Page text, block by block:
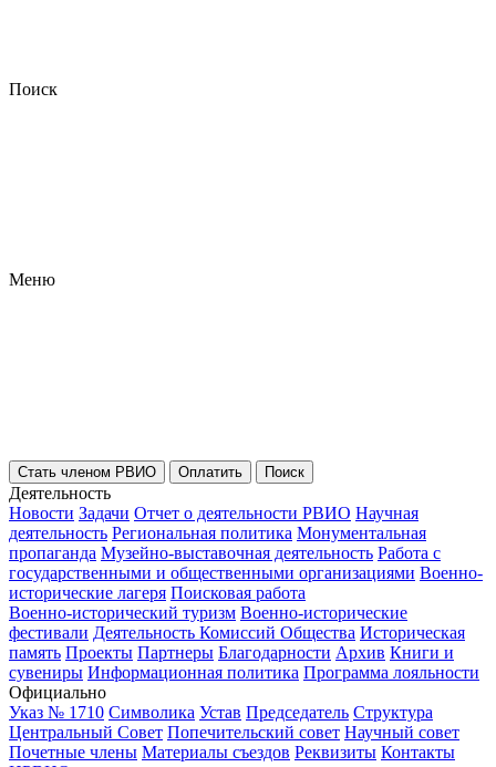
Поиск
Меню
Стать членом РВИО Оплатить Поиск
Деятельность
Новости Задачи Отчет о деятельности РВИО Научная
деятельность Региональная политика Монументальная
пропаганда Музейно-выставочная деятельность Работа с
государственными и общественными организациями Военно-
исторические лагеря Поисковая работа
Военно-исторический туризм Военно-исторические
фестивали Деятельность Комиссий Общества Историческая
память Проекты Партнеры Благодарности Архив Книги и
сувениры Информационная политика Программа лояльности
Официально
Указ № 1710 Символика Устав Председатель Структура
Центральный Совет Попечительский совет Научный совет
Почетные члены Материалы съездов Реквизиты Контакты